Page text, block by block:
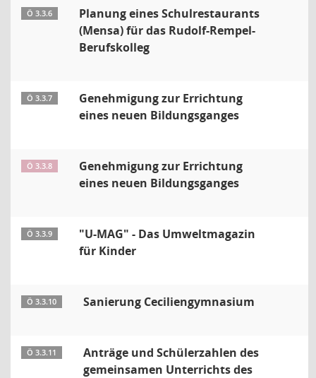
Ö 3.3.6
Planung eines Schulrestaurants
(Mensa) für das Rudolf-Rempel-
Berufskolleg
Ö 3.3.7
Genehmigung zur Errichtung
eines neuen Bildungsganges
Ö 3.3.8
Genehmigung zur Errichtung
eines neuen Bildungsganges
Ö 3.3.9
"U-MAG" - Das Umweltmagazin
für Kinder
Ö 3.3.10 Sanierung Ceciliengymnasium
Ö 3.3.11
Anträge und Schülerzahlen des
gemeinsamen Unterrichts des